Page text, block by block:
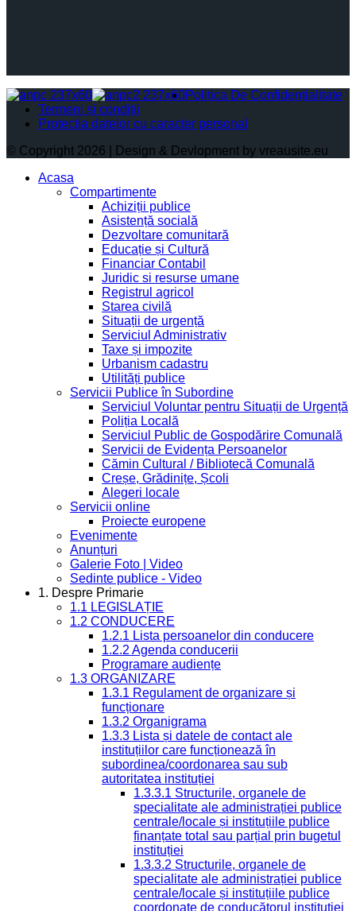
Politica De Confidențialitate
Termeni și condiții
Protectia datelor cu caracter personal
© Copyright 2026 | Design & Devlopment by vreausite.eu
Acasa
Compartimente
Achiziții publice
Asistență socială
Dezvoltare comunitară
Educație și Cultură
Financiar Contabil
Juridic si resurse umane
Registrul agricol
Starea civilă
Situații de urgență
Serviciul Administrativ
Taxe și impozite
Urbanism cadastru
Utilități publice
Servicii Publice în Subordine
Serviciul Voluntar pentru Situații de Urgență
Poliția Locală
Serviciul Public de Gospodărire Comunală
Servicii de Evidența Persoanelor
Cămin Cultural / Bibliotecă Comunală
Creșe, Grădinițe, Școli
Alegeri locale
Servicii online
Proiecte europene
Evenimente
Anunțuri
Galerie Foto | Video
Sedinte publice - Video
1. Despre Primarie
1.1 LEGISLAȚIE
1.2 CONDUCERE
1.2.1 Lista persoanelor din conducere
1.2.2 Agenda conducerii
Programare audiențe
1.3 ORGANIZARE
1.3.1 Regulament de organizare și
funcționare
1.3.2 Organigrama
1.3.3 Lista și datele de contact ale
instituțiilor care funcționează în
subordinea/coordonarea sau sub
autoritatea instituției
1.3.3.1 Structurile, organele de
specialitate ale administrației publice
centrale/locale și instituțiile publice
finanțate total sau parțial prin bugetul
instituției
1.3.3.2 Structurile, organele de
specialitate ale administrației publice
centrale/locale și instituțiile publice
coordonate de conducătorul instituției